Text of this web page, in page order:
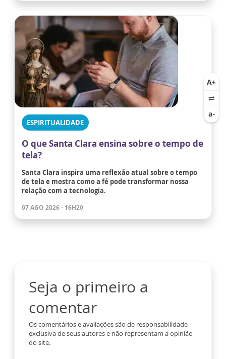
ESPIRITUALIDADE
O que Santa Clara ensina sobre o tempo de
tela?
Santa Clara inspira uma reflexão atual sobre o tempo
de tela e mostra como a fé pode transformar nossa
relação com a tecnologia.
07 AGO 2026 - 16H20
Seja o primeiro a
comentar
Os comentários e avaliações são de responsabilidade
exclusiva de seus autores e não representam a opinião
do site.